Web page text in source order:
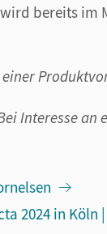
bereits im
Interesse an
2024 in Köln